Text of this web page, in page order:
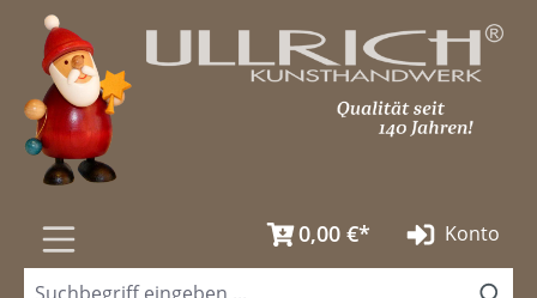
Zum Hauptinhalt springen
0,00 €* Konto